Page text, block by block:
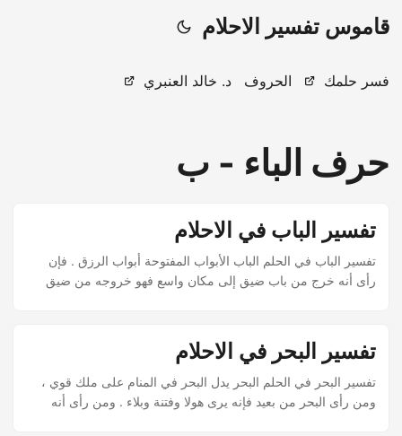
قاموس تفسير الاحلام
فسر حلمك الحروف د. خالد العنبري
حرف الباء - ب
تفسير الباب في الاحلام
تفسير الباب في الحلم الباب الأبواب المفتوحة أبواب الرزق . فإن
رأى أنه خرج من باب ضيق إلى مكان واسع فهو خروجه من ضيق
تفسير البحر في الاحلام
تفسير البحر في الحلم البحر يدل البحر في المنام على ملك قوي ،
ومن رأى البحر من بعيد فإنه يرى هولا وفتنة وبلاء . ومن رأى أنه